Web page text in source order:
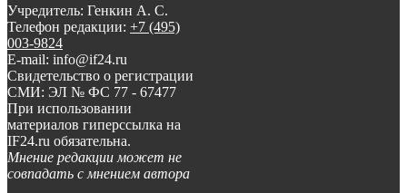
Учредитель: Генкин А. С.
Телефон редакции: +7 (495)
003-9824
E-mail: info@if24.ru
Свидетельство о регистрации
СМИ: ЭЛ № ФС 77 - 67477
При использовании
материалов гиперссылка на
IF24.ru обязательна.
Мнение редакции может не
совпадать с мнением автора